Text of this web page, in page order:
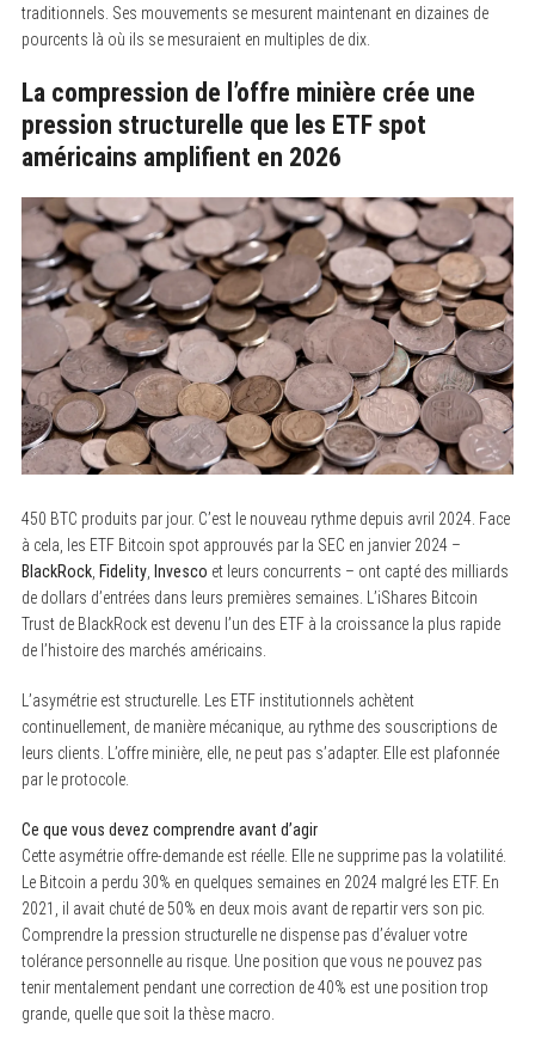
traditionnels. Ses mouvements se mesurent maintenant en dizaines de
pourcents là où ils se mesuraient en multiples de dix.
La compression de l’offre minière crée une
pression structurelle que les ETF spot
américains amplifient en 2026
450 BTC produits par jour. C’est le nouveau rythme depuis avril 2024. Face
à cela, les ETF Bitcoin spot approuvés par la SEC en janvier 2024 –
BlackRock, Fidelity, Invesco et leurs concurrents – ont capté des milliards
de dollars d’entrées dans leurs premières semaines. L’iShares Bitcoin
Trust de BlackRock est devenu l’un des ETF à la croissance la plus rapide
de l’histoire des marchés américains.
L’asymétrie est structurelle. Les ETF institutionnels achètent
continuellement, de manière mécanique, au rythme des souscriptions de
leurs clients. L’offre minière, elle, ne peut pas s’adapter. Elle est plafonnée
par le protocole.
Ce que vous devez comprendre avant d’agir
Cette asymétrie offre-demande est réelle. Elle ne supprime pas la volatilité.
Le Bitcoin a perdu 30% en quelques semaines en 2024 malgré les ETF. En
2021, il avait chuté de 50% en deux mois avant de repartir vers son pic.
Comprendre la pression structurelle ne dispense pas d’évaluer votre
tolérance personnelle au risque. Une position que vous ne pouvez pas
tenir mentalement pendant une correction de 40% est une position trop
grande, quelle que soit la thèse macro.